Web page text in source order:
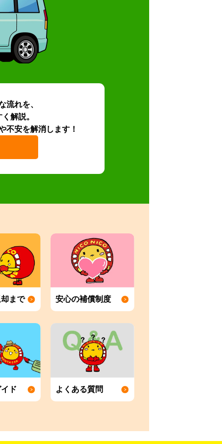
流れを、
解説。
不安を解消します！
まで 安心の補償制度
ド よくある質問